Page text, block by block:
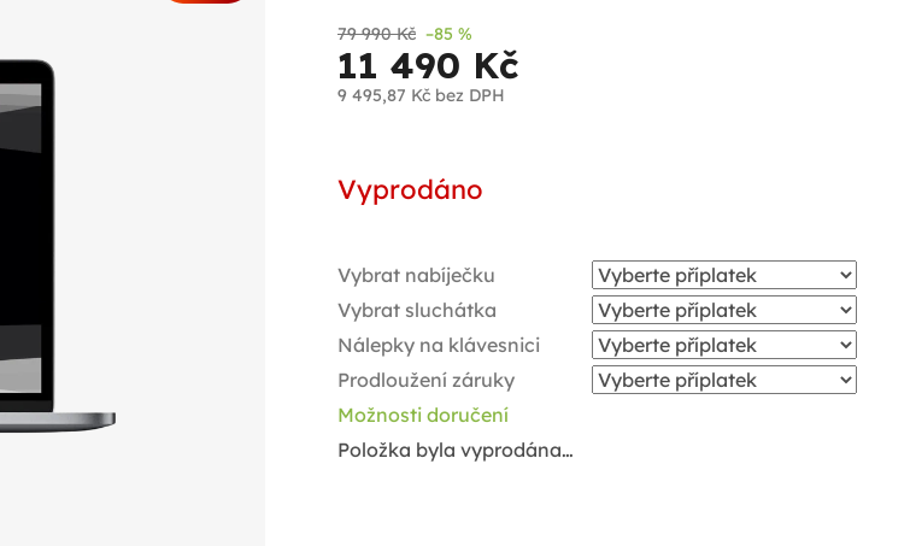
79 990 Kč –85 %
11 490 Kč
9 495,87 Kč bez DPH
Vyprodáno
Vybrat nabíječku
Vybrat sluchátka
Nálepky na klávesnici
Prodloužení záruky
Možnosti doručení
Položka byla vyprodána…